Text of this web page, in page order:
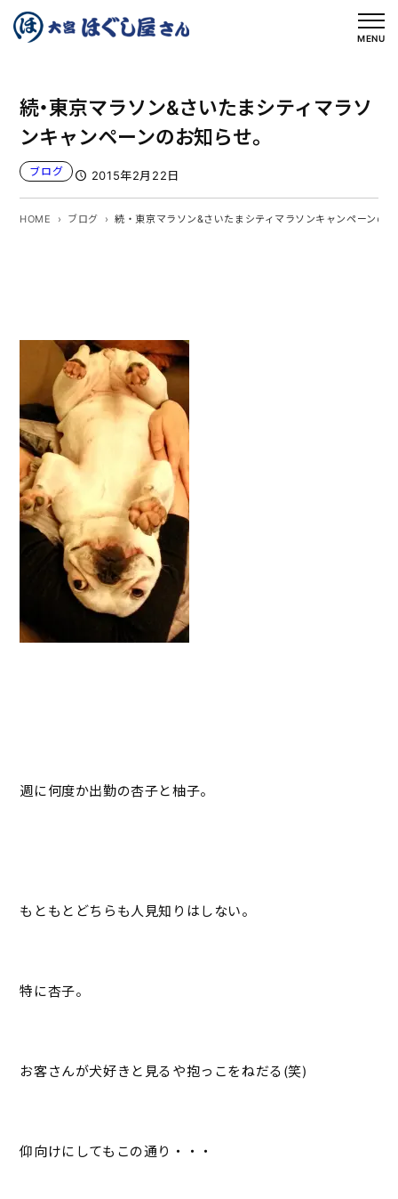
MENU
続・東京マラソン&さいたまシティマラソ
ンキャンペーンのお知らせ。
ブログ 2015年2月22日
HOME ブログ 続・東京マラソン&さいたまシティマラソンキャンペーンの
週に何度か出勤の杏子と柚子。
もともとどちらも人見知りはしない。
特に杏子。
お客さんが犬好きと見るや抱っこをねだる(笑)
仰向けにしてもこの通り・・・